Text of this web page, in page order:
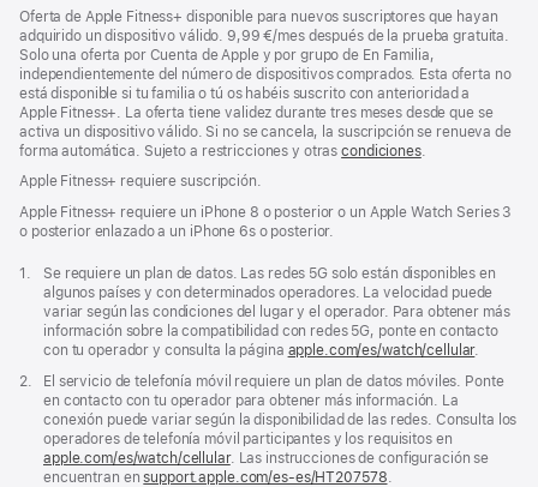
Oferta de Apple Fitness+ disponible para nuevos suscriptores que hayan
adquirido un dispositivo válido. 9,99 €/mes después de la prueba gratuita.
Solo una oferta por Cuenta de Apple y por grupo de En Familia,
independientemente del número de dispositivos comprados. Esta oferta no
está disponible si tu familia o tú os habéis suscrito con anterioridad a
Apple Fitness+. La oferta tiene validez durante tres meses desde que se
activa un dispositivo válido. Si no se cancela, la suscripción se renueva de
forma automática. Sujeto a restricciones y otrascondiciones.
Apple Fitness+ requiere suscripción.
Apple Fitness+ requiere un iPhone 8 o posterior o un Apple Watch Series 3
o posterior enlazado a un iPhone 6s o posterior.
Nota
página
1.
Se requiere un plan de datos. Las redes 5G solo están disponibles en
algunos países y con determinados operadores. La velocidad puede
variar según las condiciones del lugar y el operador. Para obtener más
información sobre la compatibilidad con redes 5G, ponte en contacto
con tu operador y consulta la página apple.com/es/watch/cellular.
Nota
página
2.
El servicio de telefonía móvil requiere un plan de datos móviles. Ponte
en contacto con tu operador para obtener más información. La
conexión puede variar según la disponibilidad de las redes. Consulta los
operadores de telefonía móvil participantes y los requisitos en
apple.com/es/watch/cellular. Las instrucciones de configuración se
encuentran ensupport.apple.com/es-es/HT207578